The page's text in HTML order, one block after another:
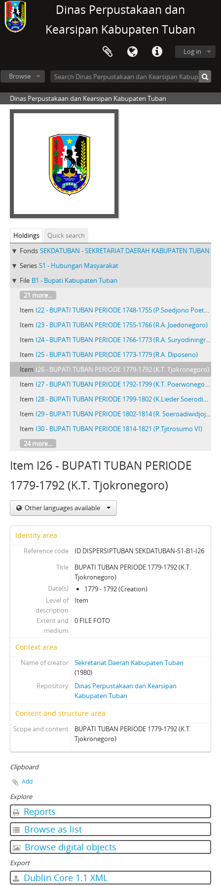
Dinas Perpustakaan dan
Kearsipan Kabupaten Tuban
Log in
Browse
Dinas Perpustakaan dan Kearsipan Kabupaten Tuban
Holdings
Quick search
Fonds SEKDATUBAN - SEKRETARIAT DAERAH KABUPATEN TUBAN
Series S1 - Hubungan Masyarakat
File B1 - Bupati Kabupaten Tuban
21 more...
Item I22 - BUPATI TUBAN PERIODE 1748-1755 (P.Soedjono Poetro)
Item I23 - BUPATI TUBAN PERIODE 1755-1766 (R.A. Joedonegoro)
Item I24 - BUPATI TUBAN PERIODE 1766-1773 (R.A. Suryodiningrat)
Item I25 - BUPATI TUBAN PERIODE 1773-1779 (R.A. Diposeno)
Item I26 - BUPATI TUBAN PERIODE 1779-1792 (K.T. Tjokronegoro)
Item I27 - BUPATI TUBAN PERIODE 1792-1799 (K.T. Poerwonegoro)
Item I28 - BUPATI TUBAN PERIODE 1799-1802 (K.Lieder Soerodinigeoro)
Item I29 - BUPATI TUBAN PERIODE 1802-1814 (R. Soeroadiwidjojo)
Item I30 - BUPATI TUBAN PERIODE 1814-1821 (P.Tjitrosumo VI)
24 more...
Item I26 - BUPATI TUBAN PERIODE
1779-1792 (K.T. Tjokronegoro)
Other languages available
Identity area
Reference code
ID DISPERSIPTUBAN SEKDATUBAN-S1-B1-I26
Title
BUPATI TUBAN PERIODE 1779-1792 (K.T.
Tjokronegoro)
Date(s)
1779 - 1792 (Creation)
Level of
description
Item
Extent and
medium
0 FILE FOTO
Context area
Name of creator
Sekretariat Daerah Kabupaten Tuban
(1980)
Repository
Dinas Perpustakaan dan Kearsipan
Kabupaten Tuban
Content and structure area
Scope and content
BUPATI TUBAN PERIODE 1779-1792 (K.T.
Tjokronegoro)
Clipboard
Add
Explore
Reports
Browse as list
Browse digital objects
Export
Dublin Core 1.1 XML